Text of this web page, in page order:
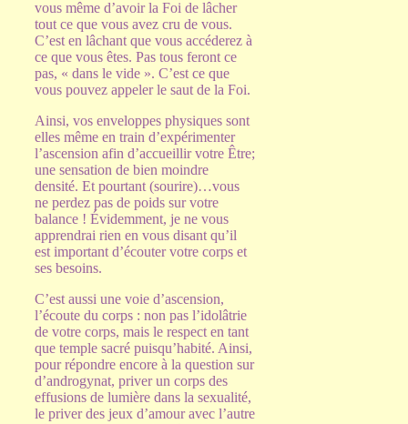
vous même d’avoir la Foi de lâcher
tout ce que vous avez cru de vous.
C’est en lâchant que vous accéderez à
ce que vous êtes. Pas tous feront ce
pas, « dans le vide ». C’est ce que
vous pouvez appeler le saut de la Foi.
Ainsi, vos enveloppes physiques sont
elles même en train d’expérimenter
l’ascension afin d’accueillir votre Être;
une sensation de bien moindre
densité. Et pourtant (sourire)…vous
ne perdez pas de poids sur votre
balance ! Évidemment, je ne vous
apprendrai rien en vous disant qu’il
est important d’écouter votre corps et
ses besoins.
C’est aussi une voie d’ascension,
l’écoute du corps : non pas l’idolâtrie
de votre corps, mais le respect en tant
que temple sacré puisqu’habité. Ainsi,
pour répondre encore à la question sur
d’androgynat, priver un corps des
effusions de lumière dans la sexualité,
le priver des jeux d’amour avec l’autre